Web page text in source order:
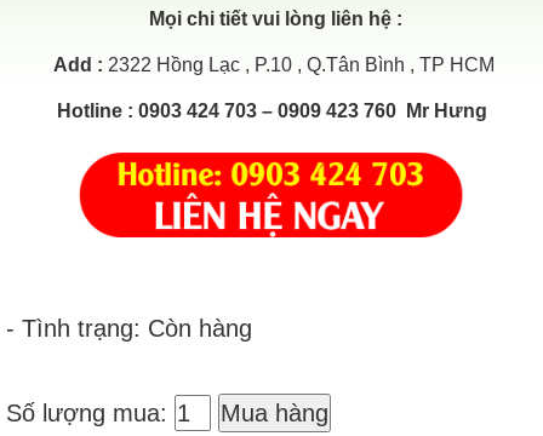
Mọi chi tiết vui lòng liên hệ :
Add : 2322 Hồng Lạc , P.10 , Q.Tân Bình , TP HCM
Hotline: 0903 424 703 – 0909 423 760 Mr Hưng
- Tình trạng: Còn hàng
Số lượng mua: Mua hàng